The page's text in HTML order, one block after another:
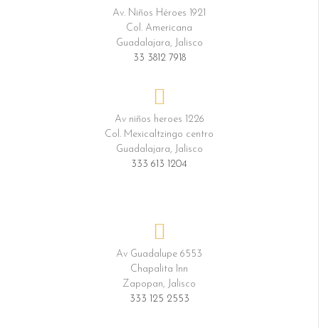
Av. Niños Héroes 1921
Col. Americana
Guadalajara, Jalisco
33 3812 7918
Av niños heroes 1226
Col. Mexicaltzingo centro
Guadalajara, Jalisco
333 613 1204
Av Guadalupe 6553
Chapalita Inn
Zapopan, Jalisco
333 125 2553